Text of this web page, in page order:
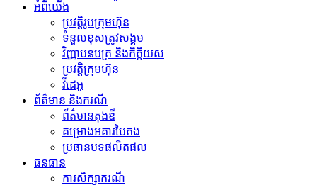
អំពីយើង
ប្រវត្តិរូបក្រុមហ៊ុន
ទំនួលខុសត្រូវសង្គម
វិញ្ញាបនបត្រ និងកិត្តិយស
ប្រវត្តិក្រុមហ៊ុន
វីដេអូ
ព័ត៌មាន និងករណី
ព័ត៌មានតុងឌី
គម្រោងអគារបៃតង
ប្រធានបទផលិតផល
ធនធាន
ការសិក្សាករណី